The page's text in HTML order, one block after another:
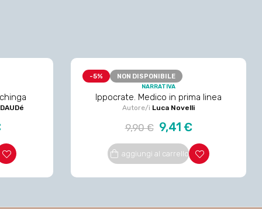
-5% NON DISPONIBILE
NARRATIVA
Ippocrate. Medico in prima linea
Autore/i Luca Novelli
Prezzo
regolare
9,90 € Prezzo
9,41 €
aggiungi al carrello